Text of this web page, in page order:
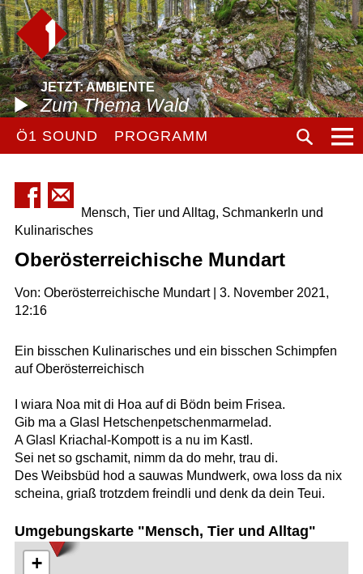
JETZT: AMBIENTE
Zum Thema Wald
Ö1 SOUND PROGRAMM
Mensch, Tier und Alltag, Schmankerln und
Kulinarisches
Oberösterreichische Mundart
Von: Oberösterreichische Mundart | 3. November 2021,
12:16
Ein bisschen Kulinarisches und ein bisschen Schimpfen
auf Oberösterreichisch
I wiara Noa mit di Hoa auf di Bödn beim Frisea.
Gib ma a Glasl Hetschenpetschenmarmelad.
A Glasl Kriachal-Kompott is a nu im Kastl.
Sei net so gschamit, nimm da do mehr, trau di.
Des Weibsbüd hod a sauwas Mundwerk, owa loss da nix
scheina, griaß trotzdem freindli und denk da dein Teui.
Umgebungskarte "Mensch, Tier und Alltag"
+